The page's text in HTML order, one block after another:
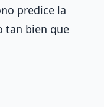
predice la
tan bien que